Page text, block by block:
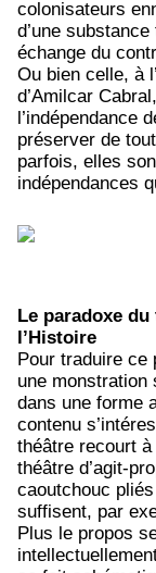
colonisateurs
d’une
échange du
Ou bien celle, à
d’Amilcar
l’indépendance
préserver de
parfois, elles
indépendances
Le paradoxe
l’Histoire
Pour traduire
une
dans une forme
contenu
théâtre recourt
théâtre d’agit-
caoutchouc
suffisent, par
Plus le propos